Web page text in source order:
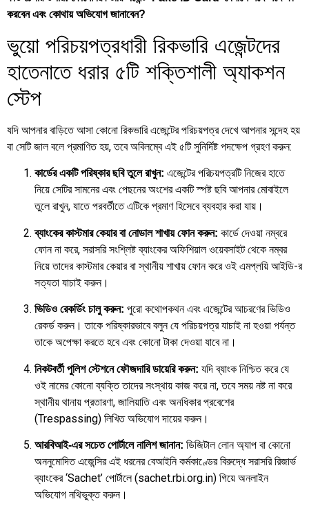
করবেন এবং কোথায় অভিযোগ জানাবেন?
ভুয়ো পরিচয়পত্রধারী রিকভারি এজেন্টদের
হাতেনাতে ধরার ৫টি শক্তিশালী অ্যাকশন
স্টেপ
যদি আপনার বাড়িতে আসা কোনো রিকভারি এজেন্টের পরিচয়পত্র দেখে আপনার সন্দেহ হয়
বা সেটি জাল বলে প্রমাণিত হয়, তবে অবিলম্বে এই ৫টি সুনির্দিষ্ট পদক্ষেপ গ্রহণ করুন:
কার্ডের একটি পরিষ্কার ছবি তুলে রাখুন: এজেন্টের পরিচয়পত্রটি নিজের হাতে
নিয়ে সেটির সামনের এবং পেছনের অংশের একটি স্পষ্ট ছবি আপনার মোবাইলে
তুলে রাখুন, যাতে পরবর্তীতে এটিকে প্রমাণ হিসেবে ব্যবহার করা যায়।
ব্যাংকের কাস্টমার কেয়ার বা নোডাল শাখায় ফোন করুন: কার্ডে দেওয়া নম্বরে
ফোন না করে, সরাসরি সংশ্লিষ্ট ব্যাংকের অফিশিয়াল ওয়েবসাইট থেকে নম্বর
নিয়ে তাদের কাস্টমার কেয়ার বা স্থানীয় শাখায় ফোন করে ওই এমপ্লয়ি আইডি-র
সত্যতা যাচাই করুন।
ভিডিও রেকর্ডিং চালু করুন: পুরো কথোপকথন এবং এজেন্টের আচরণের ভিডিও
রেকর্ড করুন। তাকে পরিষ্কারভাবে বলুন যে পরিচয়পত্র যাচাই না হওয়া পর্যন্ত
তাকে অপেক্ষা করতে হবে এবং কোনো টাকা দেওয়া যাবে না।
নিকটবর্তী পুলিশ স্টেশনে ফৌজদারি ডায়েরি করুন: যদি ব্যাংক নিশ্চিত করে যে
ওই নামের কোনো ব্যক্তি তাদের সংস্থায় কাজ করে না, তবে সময় নষ্ট না করে
স্থানীয় থানায় প্রতারণা, জালিয়াতি এবং অনধিকার প্রবেশের
(Trespassing) লিখিত অভিযোগ দায়ের করুন।
আরবিআই-এর সচেত পোর্টালে নালিশ জানান: ডিজিটাল লোন অ্যাপ বা কোনো
অননুমোদিত এজেন্সির এই ধরনের বেআইনি কর্মকাণ্ডের বিরুদ্ধে সরাসরি রিজার্ভ
ব্যাংকের ‘Sachet’ পোর্টালে (sachet.rbi.org.in) গিয়ে অনলাইন
অভিযোগ নথিভুক্ত করুন।